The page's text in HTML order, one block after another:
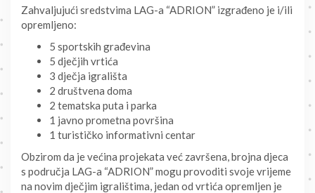
Zahvaljujući sredstvima LAG-a “ADRION” izgrađeno je i/ili
opremljeno:
5 sportskih građevina
5 dječjih vrtića
3 dječja igrališta
2 društvena doma
2 tematska puta i parka
1 javno prometna površina
1 turističko informativni centar
Obzirom da je većina projekata već završena, brojna djeca
s područja LAG-a “ADRION” mogu provoditi svoje vrijeme
na novim dječjim igralištima, jedan od vrtića opremljen je